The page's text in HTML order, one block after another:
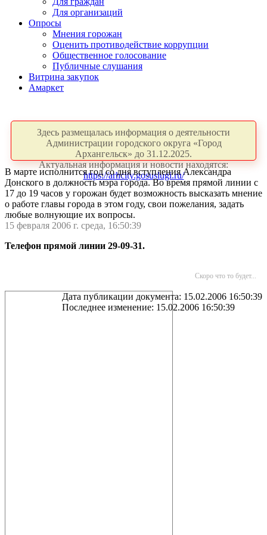
Для организаций
Опросы
Мнения горожан
Оценить противодействие коррупции
Общественное голосование
Публичные слушания
Витрина закупок
Амаркет
Здесь размещалась информация о деятельности
Администрации городского округа «Город
Архангельск» до 31.12.2025.
Актуальная информация и новости находятся:
https://arhcity.gosuslugi.ru/
В марте исполнится год со дня вступления Александра
Донского в должность мэра города. Во время прямой линии с
17 до 19 часов у горожан будет возможность высказать мнение
о работе главы города в этом году, свои пожелания, задать
любые волнующие их вопросы.
15 февраля 2006 г. среда, 16:50:39
Телефон прямой линии 29-09-31.
Скоро что то будет...
Дата публикации документа: 15.02.2006 16:50:39
Последнее изменение: 15.02.2006 16:50:39